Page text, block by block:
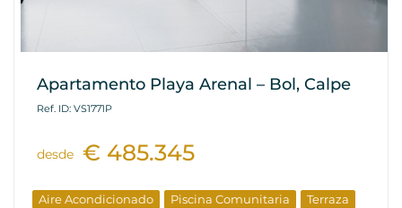
Apartamento Playa Arenal – Bol, Calpe
Ref. ID: VS1771P
desde € 485.345
Aire Acondicionado Piscina Comunitaria
Terraza